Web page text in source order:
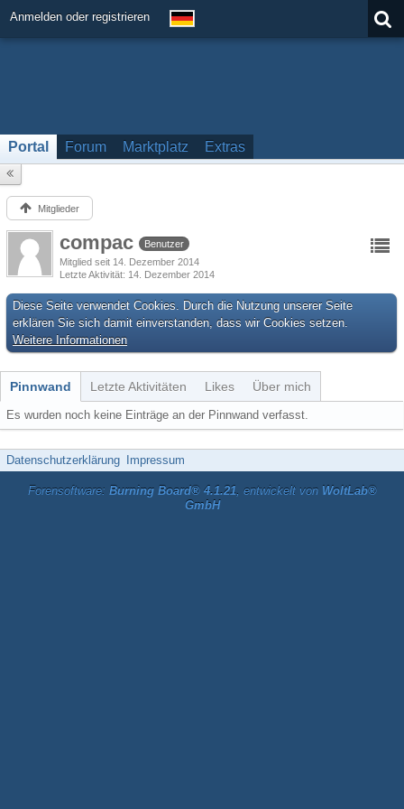
Anmelden oder registrieren
Portal Forum Marktplatz Extras
Mitglieder
compac
Benutzer
Mitglied seit 14. Dezember 2014
Letzte Aktivität 14. Dezember 2014
Diese Seite verwendet Cookies. Durch die Nutzung unserer Seite
erklären Sie sich damit einverstanden, dass wir Cookies setzen.
Weitere Informationen
Pinnwand Letzte Aktivitäten Likes Über mich
Es wurden noch keine Einträge an der Pinnwand verfasst.
Datenschutzerklärung Impressum
Forensoftware: Burning Board® 4.1.21, entwickelt von WoltLab®
GmbH